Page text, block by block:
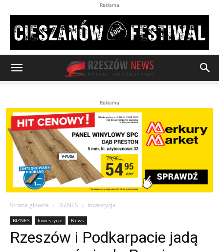
Reklama
Reklama
Strona główna BIZNES Inwestycje
BIZNES Inwestycje News
Rzeszów i Podkarpacie jadą